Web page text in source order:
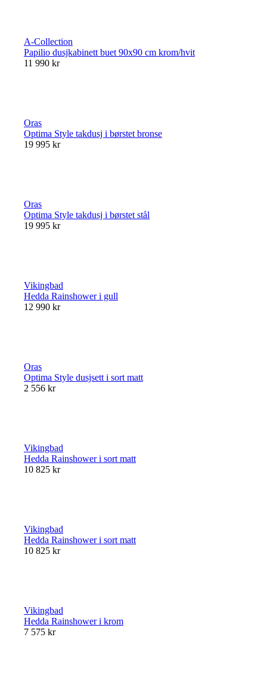
A-Collection
Papilio dusjkabinett buet 90x90 cm krom/hvit
11 990 kr
Oras
Optima Style takdusj i børstet bronse
19 995 kr
Oras
Optima Style takdusj i børstet stål
19 995 kr
Vikingbad
Hedda Rainshower i gull
12 990 kr
Oras
Optima Style dusjsett i sort matt
2 556 kr
Vikingbad
Hedda Rainshower i sort matt
10 825 kr
Vikingbad
Hedda Rainshower i sort matt
10 825 kr
Vikingbad
Hedda Rainshower i krom
7 575 kr